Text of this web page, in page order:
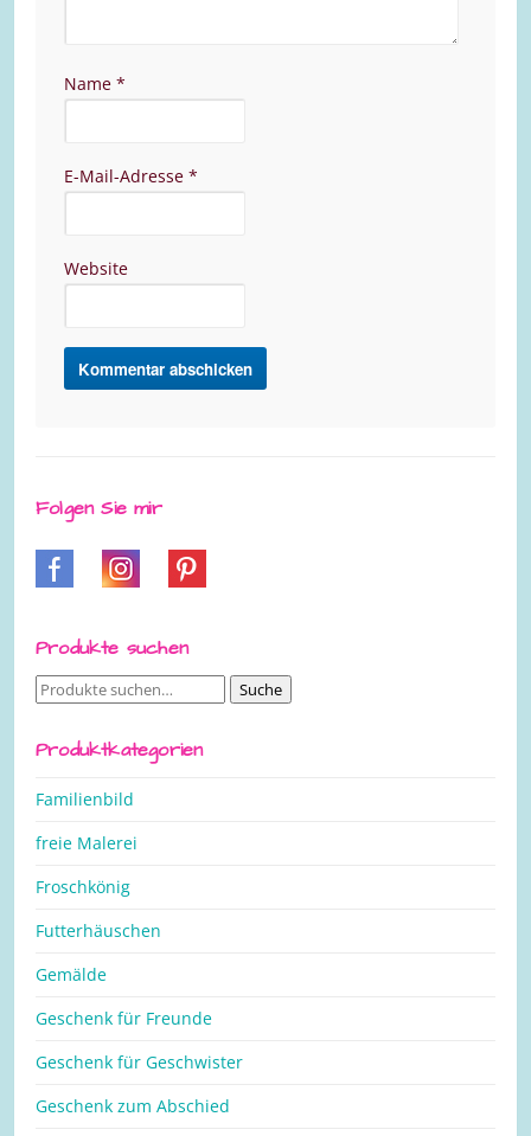
Name *
E-Mail-Adresse *
Website
Folgen Sie mir
Produkte suchen
Suche
Suche
Produktkategorien
Familienbild
freie Malerei
Froschkönig
Futterhäuschen
Gemälde
Geschenk für Freunde
Geschenk für Geschwister
Geschenk zum Abschied